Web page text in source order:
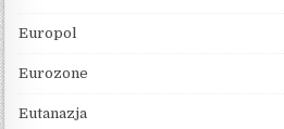
Europol
Eurozone
Eutanazja